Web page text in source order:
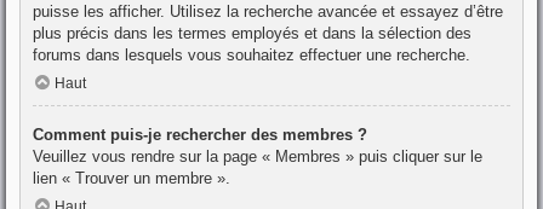
puisse les afficher. Utilisez la recherche avancée et essayez d’être
plus précis dans les termes employés et dans la sélection des
forums dans lesquels vous souhaitez effectuer une recherche.
Haut
Comment puis-je rechercher des membres ?
Veuillez vous rendre sur la page « Membres » puis cliquer sur le
lien « Trouver un membre ».